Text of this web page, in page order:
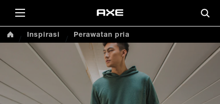
Inspirasi Perawatan pria